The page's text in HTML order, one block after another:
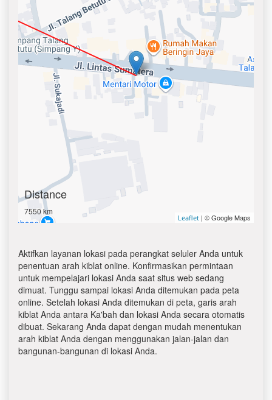
Distance
7550 km
Leaflet | © Google Maps
Aktifkan layanan lokasi pada perangkat seluler Anda untuk
penentuan arah kiblat online. Konfirmasikan permintaan
untuk mempelajari lokasi Anda saat situs web sedang
dimuat. Tunggu sampai lokasi Anda ditemukan pada peta
online. Setelah lokasi Anda ditemukan di peta, garis arah
kiblat Anda antara Ka'bah dan lokasi Anda secara otomatis
dibuat. Sekarang Anda dapat dengan mudah menentukan
arah kiblat Anda dengan menggunakan jalan-jalan dan
bangunan-bangunan di lokasi Anda.